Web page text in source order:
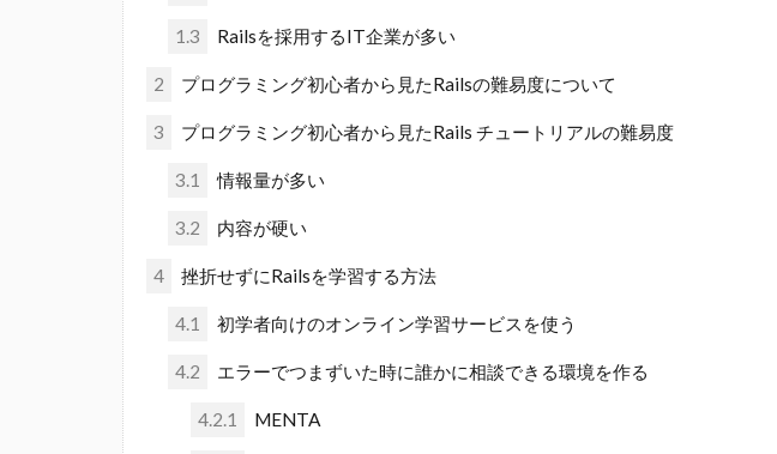
1.3 Railsを採用するIT企業が多い
2 プログラミング初心者から見たRailsの難易度について
3 プログラミング初心者から見たRails チュートリアルの難易度
3.1 情報量が多い
3.2 内容が硬い
4 挫折せずにRailsを学習する方法
4.1 初学者向けのオンライン学習サービスを使う
4.2 エラーでつまずいた時に誰かに相談できる環境を作る
4.2.1 MENTA